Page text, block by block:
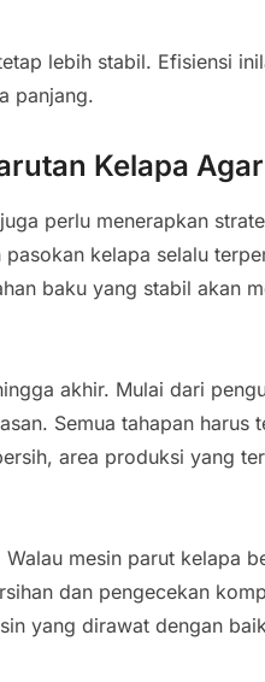
lebih stabil. Efisiensi
panjang.
Kelapa
perlu menerapkan
kelapa selalu
baku yang stabil akan
akhir. Mulai dari
Semua tahapan harus
area produksi yang
mesin parut kelapa
dan pengecekan
yang dirawat dengan